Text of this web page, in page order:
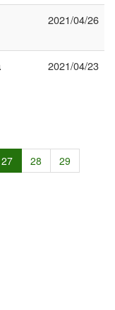
2021/04/26
2021/04/23
27 28
29